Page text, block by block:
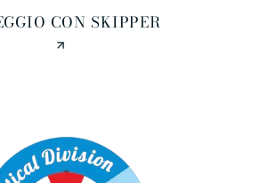
CON SKIPPER